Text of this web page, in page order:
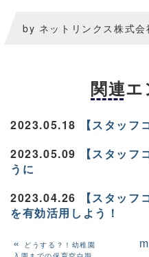
by ネットリンクス株式会
関連
2023.05.18
【スタッフ
2023.05.09
【スタッ
うに
2023.04.26
【スタッフ
を有効活用しよう！
«
どうする？！幼稚園